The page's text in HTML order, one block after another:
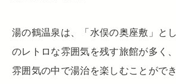
湯の鶴温泉は、「水俣の奥座敷」と
のレトロな雰囲気を残す旅館が多く
雰囲気の中で湯治を楽しむことがで